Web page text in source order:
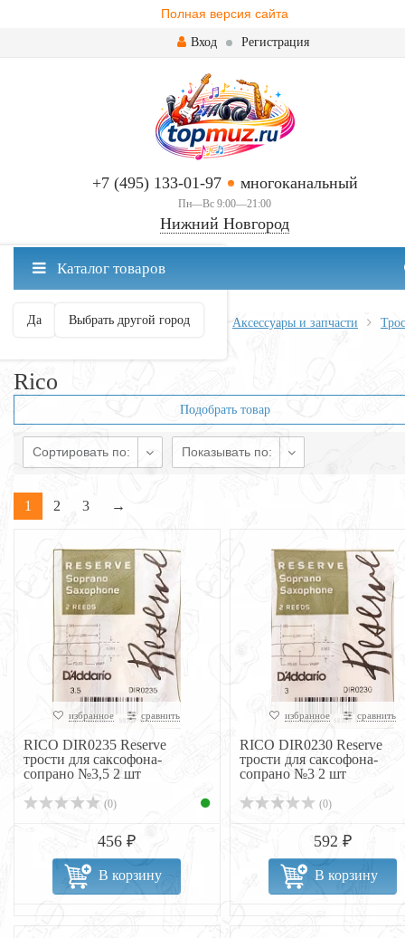
Полная версия сайта
Вход Регистрация
+7 (495) 133-01-97 многоканальный
Пн—Вс 9:00—21:00
Нижний Новгород
Нижний Новгород ваш город?
Да Выбрать другой город
Каталог товаров
Главная Духовые Саксофоны Аксессуары и запчасти
Rico
Подобрать товар
Сортировать по: Показывать по:
1 2 3 →
избранное сравнить
RICO DIR0235 Reserve
трости для саксофона-
сопрано №3,5 2 шт
(0)
456 ₽
В корзину
избранное сравнить
RICO DIR0230 Reserve
трости для саксофона-
сопрано №3 2 шт
(0)
592 ₽
В корзину